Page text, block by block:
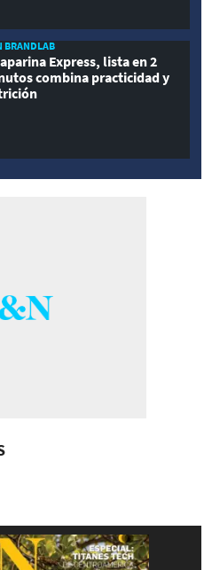
BRANDLAB
Express, lista en 2
combina practicidad y